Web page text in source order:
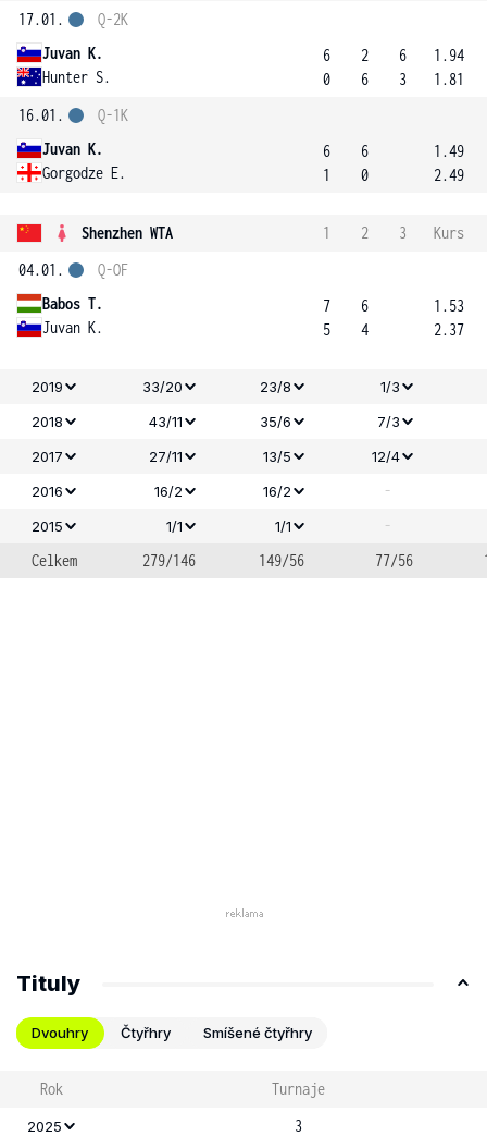
17.01.
Juvan K.
Hunter S.
Q-2K
6
0
2
6
6
3
1.94
1.81
16.01.
Juvan K.
Gorgodze E.
Q-1K
6
1
6
0
1.49
2.49
Shenzhen WTA 1 2 3
Kurs
04.01.
Babos T.
Juvan K.
Q-OF
7
5
6
4
1.53
2.37
2019 33/20 23/8 1/3
2018
43/11 35/6
7/3
2017
27/11 13/5
12/4
2016
16/2 16/2 -
2015 1/1 1/1
-
Celkem
279/146 149/56 77/56
Tituly
Dvouhry Čtyřhry Smíšené čtyřhry
Rok Turnaje
2025 3